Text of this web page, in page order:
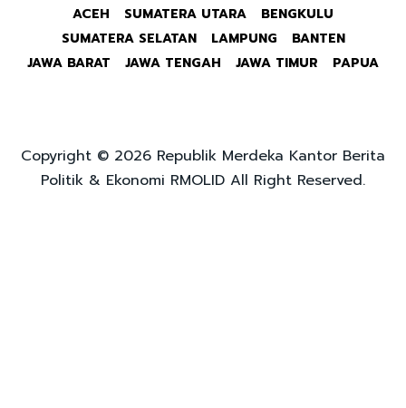
ACEH SUMATERA UTARA
BENGKULU
SUMATERA SELATAN
LAMPUNG
BANTEN
JAWA BARAT
JAWA TENGAH JAWA TIMUR PAPUA
Copyright © 2026 Republik Merdeka Kantor Berita
Politik & Ekonomi RMOLID All Right Reserved.